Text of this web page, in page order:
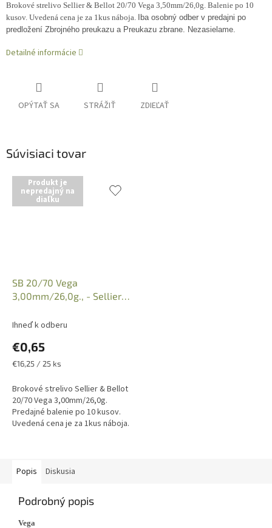
Brokové strelivo Sellier & Bellot 20/70 Vega 3,50mm/26,0g. Balenie po 10
kusov. Uvedená cena je za 1kus náboja. Iba osobný odber v predajni po
predložení Zbrojného preukazu a Preukazu zbrane. Nezasielame.
Detailné informácie
OPÝTAŤ SA STRÁŽIŤ ZDIEĽAŤ
Súvisiaci tovar
Produkt je
nepredajný na
diaľku
SB 20/70 Vega
3,00mm/26,0g., - Sellier
Ihneď k odberu
€0,65
Jednotková
€16,25 / 25 ks
Brokové strelivo Sellier & Bellot
20/70 Vega 3,00mm/26,0g.
Predajné balenie po 10 kusov.
Uvedená cena je za 1kus náboja.
Popis Diskusia
Podrobný popis
Vega